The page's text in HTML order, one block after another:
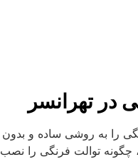
در تهرانسر
را به روشی ساده و بدون
چگونه توالت فرنگی را نصب